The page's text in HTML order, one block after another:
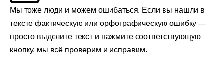
Мы тоже люди и можем ошибаться. Если вы нашли в
тексте фактическую или орфографическую ошибку —
просто выделите текст и нажмите соответствующую
кнопку, мы всё проверим и исправим.